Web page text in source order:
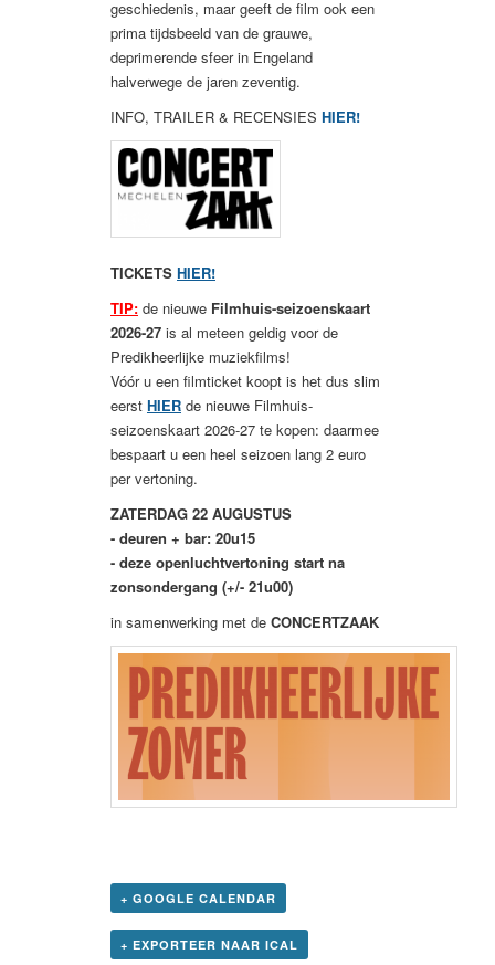
geschiedenis, maar geeft de film ook een
prima tijdsbeeld van de grauwe,
deprimerende sfeer in Engeland
halverwege de jaren zeventig.
INFO, TRAILER & RECENSIES HIER!
TICKETS HIER!
TIP: de nieuwe Filmhuis-seizoenskaart
2026-27 is al meteen geldig voor de
Predikheerlijke muziekfilms!
Vóór u een filmticket koopt is het dus slim
eerst HIER de nieuwe Filmhuis-
seizoenskaart 2026-27 te kopen: daarmee
bespaart u een heel seizoen lang 2 euro
per vertoning.
ZATERDAG 22 AUGUSTUS
- deuren + bar: 20u15
- deze openluchtvertoning start na
zonsondergang (+/- 21u00)
in samenwerking met de CONCERTZAAK
+ GOOGLE CALENDAR
+ EXPORTEER NAAR ICAL